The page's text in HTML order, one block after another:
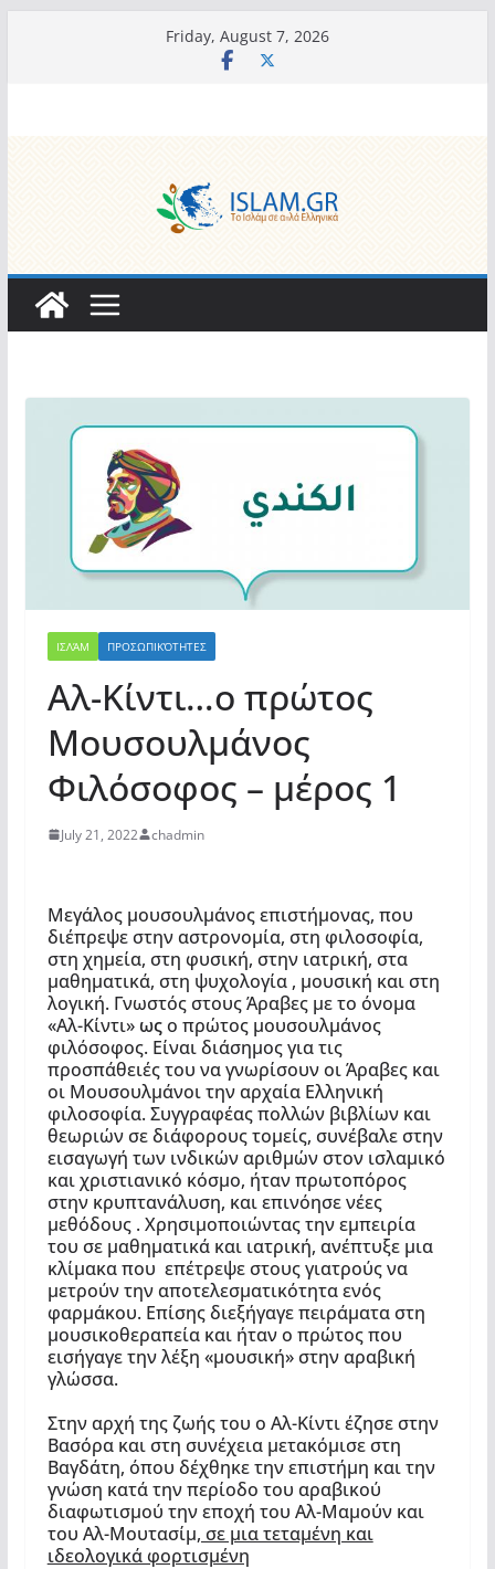
Friday, August 7, 2026
ΙΣΛΆΜ ΠΡΟΣΩΠΙΚΌΤΗΤΕΣ
Αλ-Κίντι…ο πρώτος
Μουσουλμάνος
Φιλόσοφος – μέρος 1
July 21, 2022 chadmin
Μεγάλος μουσουλμάνος επιστήμονας, που
διέπρεψε στην αστρονομία, στη φιλοσοφία,
στη χημεία, στη φυσική, στην ιατρική, στα
μαθηματικά, στη ψυχολογία , μουσική και στη
λογική. Γνωστός στους Άραβες με το όνομα
«Αλ-Κίντι»ωςο πρώτος μουσουλμάνος
φιλόσοφος. Είναι διάσημος για τις
προσπάθειές του να γνωρίσουν οι Άραβες και
οι Μουσουλμάνοι την αρχαία Ελληνική
φιλοσοφία. Συγγραφέας πολλών βιβλίων και
θεωριών σε διάφορους τομείς, συνέβαλε στην
εισαγωγή των ινδικών αριθμών στον ισλαμικό
και χριστιανικό κόσμο, ήταν πρωτοπόρος
στην κρυπτανάλυση, και επινόησε νέες
μεθόδους . Χρησιμοποιώντας την εμπειρία
του σε μαθηματικά και ιατρική, ανέπτυξε μια
κλίμακα που επέτρεψε στους γιατρούς να
μετρούν την αποτελεσματικότητα ενός
φαρμάκου. Επίσης διεξήγαγε πειράματα στη
μουσικοθεραπεία και ήταν ο πρώτος που
εισήγαγε την λέξη «μουσική» στην αραβική
γλώσσα.
Στην αρχή της ζωής του ο Αλ-Κίντι έζησε στην
Βασόρα και στη συνέχεια μετακόμισε στη
Βαγδάτη, όπου δέχθηκε την επιστήμη και την
γνώση κατά την περίοδο του αραβικού
διαφωτισμού την εποχή του Αλ-Μαμούν και
του Αλ-Μουτασίμ, σε μια τεταμένη και
ιδεολογικά φορτισμένη